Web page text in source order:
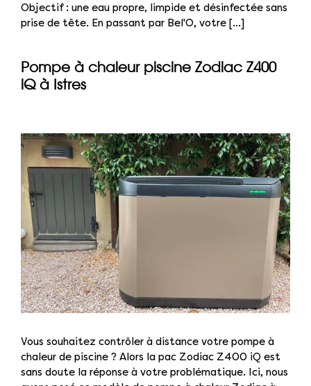
Objectif : une eau propre, limpide et désinfectée sans
prise de tête. En passant par Bel'O, votre [...]
Pompe à chaleur piscine Zodiac Z400
iQ à Istres
Vous souhaitez contrôler à distance votre pompe à
chaleur de piscine ? Alors la pac Zodiac Z400 iQ est
sans doute la réponse à votre problématique. Ici, nous